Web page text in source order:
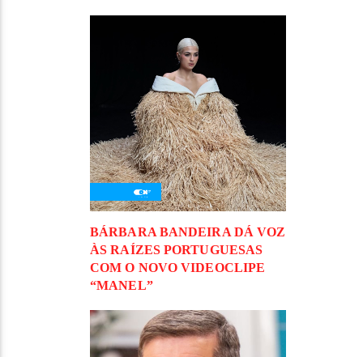
BÁRBARA BANDEIRA DÁ VOZ
ÀS RAÍZES PORTUGUESAS
COM O NOVO VIDEOCLIPE
“MANEL”